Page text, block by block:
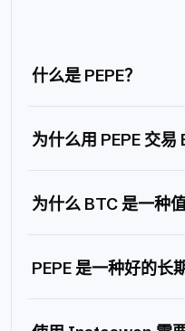
什么是 PEPE？
为什么用 PEPE 交易
为什么 BTC 是一种
PEPE 是一种好的长